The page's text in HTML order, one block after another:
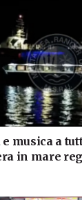
musica a
in mare